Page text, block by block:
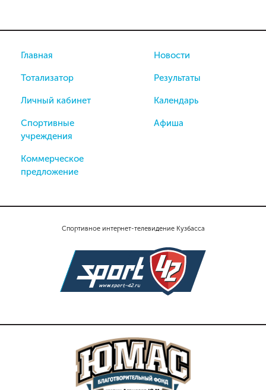
Спортивное интернет-телевидение Кузбасса
Главная
Тотализатор
Личный кабинет
Спортивные
учреждения
Коммерческое
предложение
Новости
Результаты
Календарь
Афиша